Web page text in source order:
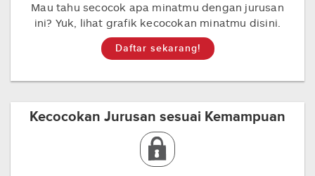
Mau tahu secocok apa minatmu dengan jurusan
ini? Yuk, lihat grafik kecocokan minatmu disini.
Daftar sekarang!
Kecocokan Jurusan sesuai Kemampuan